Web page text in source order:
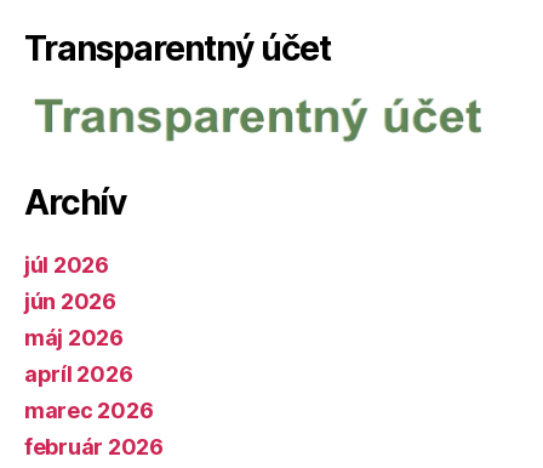
Transparentný účet
Archív
júl 2026
jún 2026
máj 2026
apríl 2026
marec 2026
február 2026